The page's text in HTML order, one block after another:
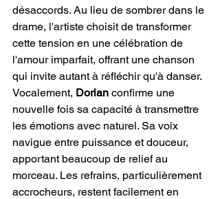
désaccords. Au lieu de sombrer dans le
drame, l'artiste choisit de transformer
cette tension en une célébration de
l'amour imparfait, offrant une chanson
qui invite autant à réfléchir qu'à danser.
Vocalement, Dorian confirme une
nouvelle fois sa capacité à transmettre
les émotions avec naturel. Sa voix
navigue entre puissance et douceur,
apportant beaucoup de relief au
morceau. Les refrains, particulièrement
accrocheurs, restent facilement en